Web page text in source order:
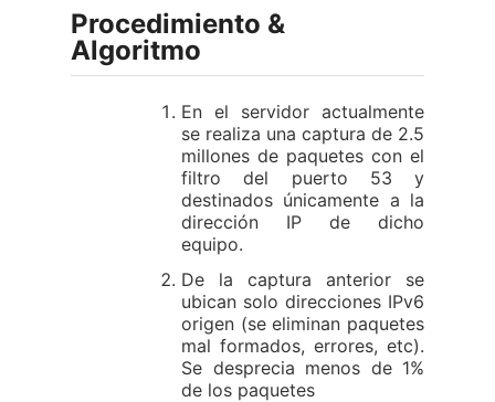
Procedimiento &
Algoritmo
En el servidor actualmente
se realiza una captura de 2.5
millones de paquetes con el
filtro del puerto 53 y
destinados únicamente a la
dirección IP de dicho
equipo.
De la captura anterior se
ubican solo direcciones IPv6
origen (se eliminan paquetes
mal formados, errores, etc).
Se desprecia menos de 1%
de los paquetes